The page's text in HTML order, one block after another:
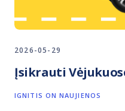
2026-05-29
Įsikrauti
IGNITIS ON NAUJIENOS